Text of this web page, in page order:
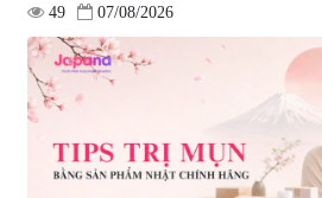
49
07/08/2026